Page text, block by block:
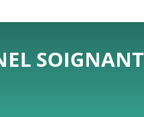
SOIGNANT